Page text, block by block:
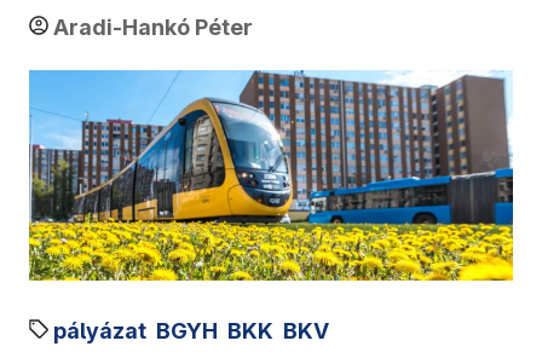
Aradi-Hankó Péter
pályázat BGYH BKK BKV